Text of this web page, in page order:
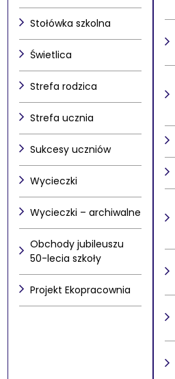
Stołówka szkolna
Świetlica
Strefa rodzica
Strefa ucznia
Sukcesy uczniów
Wycieczki
Wycieczki – archiwalne
Obchody jubileuszu
50-lecia szkoły
Projekt Ekopracownia